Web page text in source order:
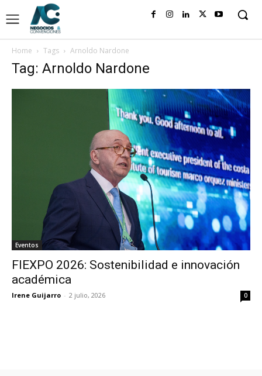
Home Tags Arnoldo Nardone
Tag: Arnoldo Nardone
Eventos
FIEXPO 2026: Sostenibilidad e innovación
académica
Irene Guijarro - 2 julio, 2026 0